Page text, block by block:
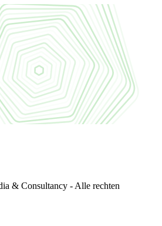
& Consultancy - Alle rechten